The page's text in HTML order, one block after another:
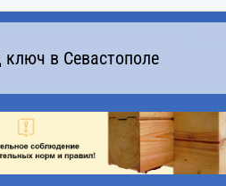
в Севастополе